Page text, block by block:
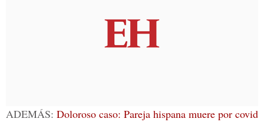
ADEMÁS: Doloroso caso: Pareja hispana muere por covid